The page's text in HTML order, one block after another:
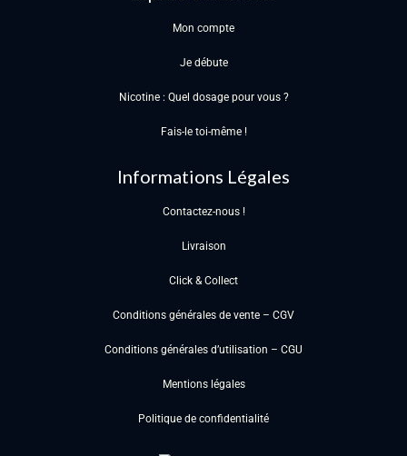
Mon compte
Je débute
Nicotine : Quel dosage pour vous ?
Fais-le toi-même !
Informations Légales
Contactez-nous !
Livraison
Click & Collect
Conditions générales de vente – CGV
Conditions générales d’utilisation – CGU
Mentions légales
Politique de confidentialité